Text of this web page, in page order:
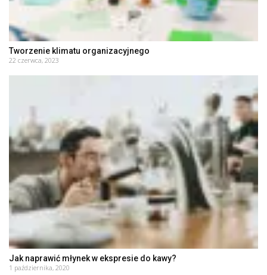
Tworzenie klimatu organizacyjnego
22 czerwca, 2023
Jak naprawić młynek w ekspresie do kawy?
1 października, 2020